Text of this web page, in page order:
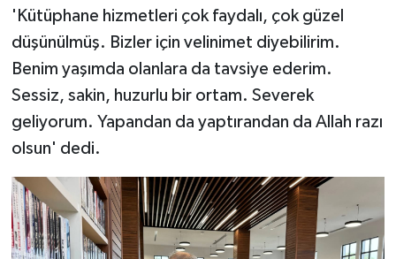
'Kütüphane hizmetleri çok faydalı, çok güzel
düşünülmüş. Bizler için velinimet diyebilirim.
Benim yaşımda olanlara da tavsiye ederim.
Sessiz, sakin, huzurlu bir ortam. Severek
geliyorum. Yapandan da yaptırandan da Allah razı
olsun' dedi.